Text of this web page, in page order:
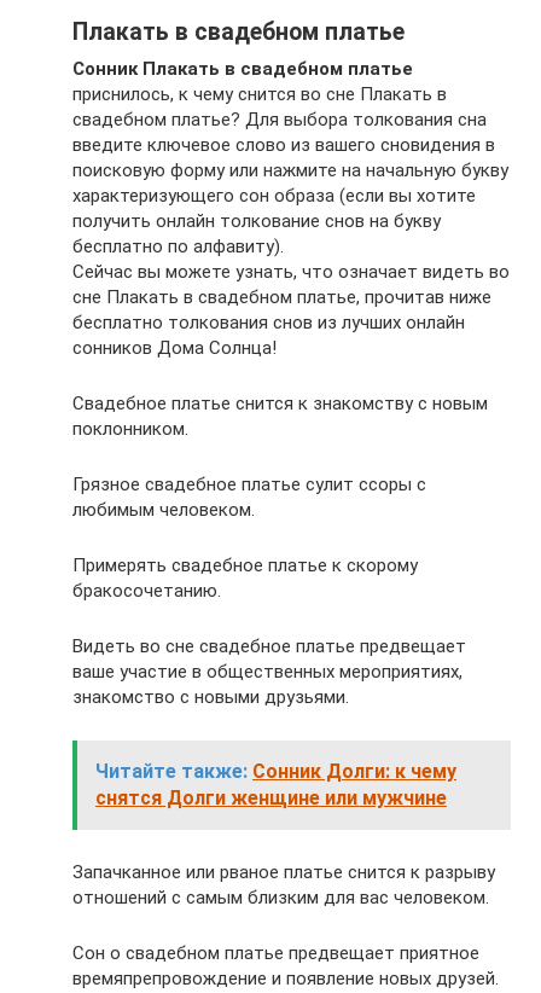
Плакать в свадебном платье
Сонник Плакать в свадебном платье
приснилось, к чему снится во сне Плакать в
свадебном платье? Для выбора толкования сна
введите ключевое слово из вашего сновидения в
поисковую форму или нажмите на начальную букву
характеризующего сон образа (если вы хотите
получить онлайн толкование снов на букву
бесплатно по алфавиту).
Сейчас вы можете узнать, что означает видеть во
сне Плакать в свадебном платье, прочитав ниже
бесплатно толкования снов из лучших онлайн
сонников Дома Солнца!
Свадебное платье снится к знакомству с новым
поклонником.
Грязное свадебное платье сулит ссоры с
любимым человеком.
Примерять свадебное платье к скорому
бракосочетанию.
Видеть во сне свадебное платье предвещает
ваше участие в общественных мероприятиях,
знакомство с новыми друзьями.
Читайте также: Сонник Долги: к чему
снятся Долги женщине или мужчине
Запачканное или рваное платье снится к разрыву
отношений с самым близким для вас человеком.
Сон о свадебном платье предвещает приятное
времяпрепровождение и появление новых друзей.